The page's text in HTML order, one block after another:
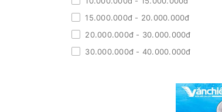
15.000.000đ - 20.000.000đ
20.000.000đ - 30.000.000đ
30.000.000đ - 40.000.000đ